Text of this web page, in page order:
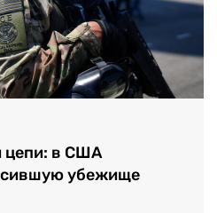
цепи: в США
убежище